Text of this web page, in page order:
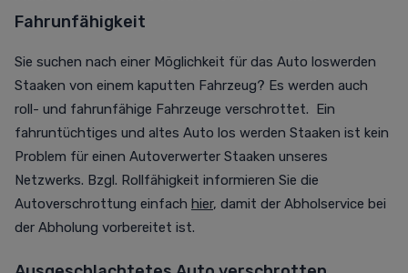
Fahrunfähigkeit
Sie suchen nach einer Möglichkeit für das Auto loswerden
Staaken von einem kaputten Fahrzeug? Es werden auch
roll- und fahrunfähige Fahrzeuge verschrottet. Ein
fahruntüchtiges und altes Auto los werden Staaken ist kein
Problem für einen Autoverwerter Staaken unseres
Netzwerks. Bzgl. Rollfähigkeit informieren Sie die
Autoverschrottung einfach hier, damit der Abholservice bei
der Abholung vorbereitet ist.